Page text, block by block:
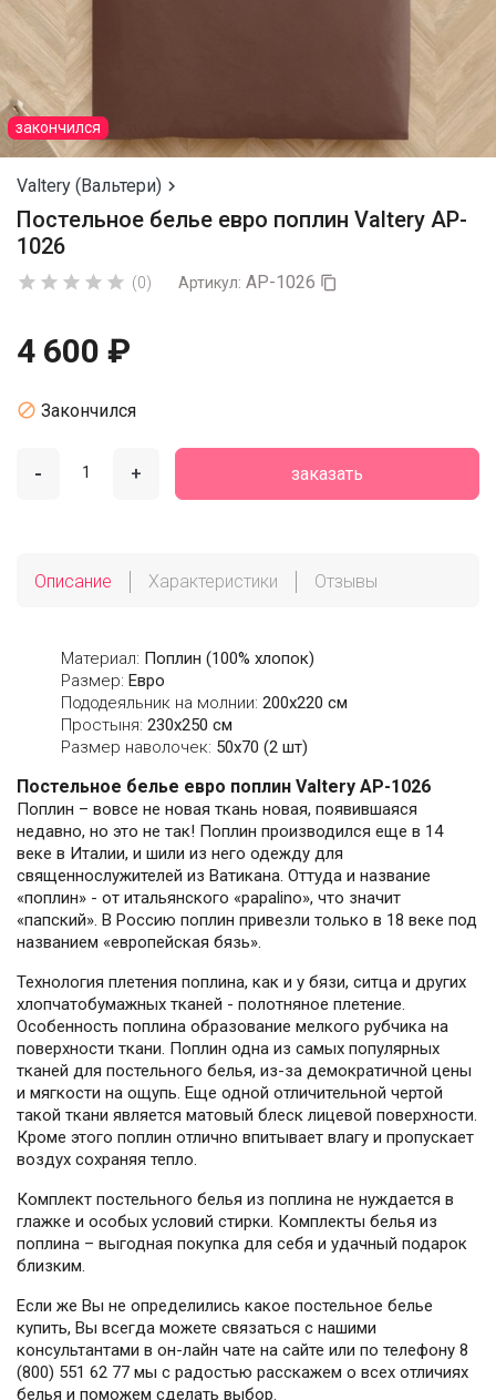
закончился
Valtery (Вальтери) 
Постельное белье евро поплин Valtery AP-
1026
     (0) Артикул: AP-1026 
4 600 ₽
 Закончился
- + заказать
Описание Характеристики Отзывы
Материал: Поплин (100% хлопок)
Размер: Евро
Пододеяльник на молнии: 200х220 см
Простыня: 230х250 см
Размер наволочек: 50x70 (2 шт)
Постельное белье евро поплин Valtery AP-1026
Поплин – вовсе не новая ткань новая, появившаяся
недавно, но это не так! Поплин производился еще в 14
веке в Италии, и шили из него одежду для
священнослужителей из Ватикана. Оттуда и название
«поплин» - от итальянского «papalino», что значит
«папский». В Россию поплин привезли только в 18 веке под
названием «европейская бязь».
Технология плетения поплина, как и у бязи, ситца и других
хлопчатобумажных тканей - полотняное плетение.
Особенность поплина образование мелкого рубчика на
поверхности ткани. Поплин одна из самых популярных
тканей для постельного белья, из-за демократичной цены
и мягкости на ощупь. Еще одной отличительной чертой
такой ткани является матовый блеск лицевой поверхности.
Кроме этого поплин отлично впитывает влагу и пропускает
воздух сохраняя тепло.
Комплект постельного белья из поплина не нуждается в
глажке и особых условий стирки. Комплекты белья из
поплина – выгодная покупка для себя и удачный подарок
близким.
Если же Вы не определились какое постельное белье
купить, Вы всегда можете связаться с нашими
консультантами в он-лайн чате на сайте или по телефону 8
(800) 551 62 77 мы с радостью расскажем о всех отличиях
белья и поможем сделать выбор.